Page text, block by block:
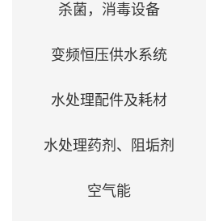
杀菌，消毒设备
变频恒压供水系统
水处理配件及耗材
水处理药剂、阻垢剂
空气能